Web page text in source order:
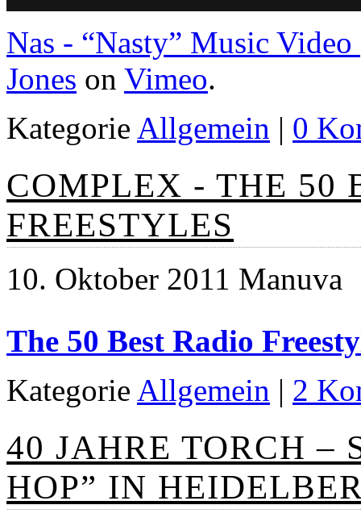
Nas - “Nasty” Music
Jones on Vimeo.
Kategorie Allgemein | 0
COMPLEX - THE 50
FREESTYLES
10. Oktober 2011 Manuva
The 50 Best Radio
Kategorie Allgemein | 2
40 JAHRE TORCH –
HOP” IN